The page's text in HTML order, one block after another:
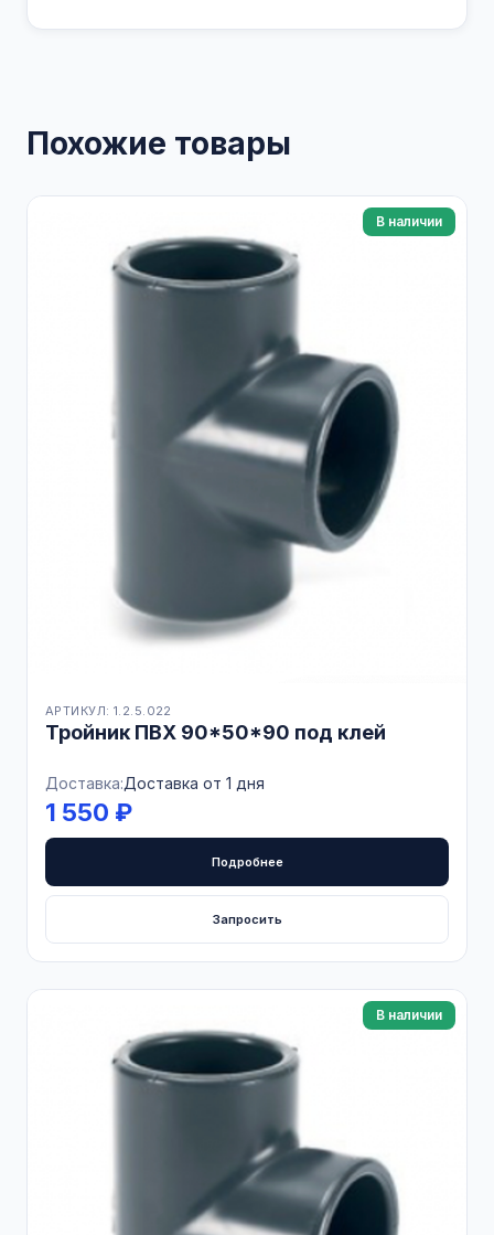
Похожие товары
В наличии
АРТИКУЛ: 1.2.5.022
Тройник ПВХ 90*50*90 под клей
Доставка:Доставка от 1 дня
1 550 ₽
Подробнее
Запросить
В наличии